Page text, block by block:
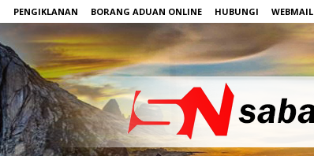
PENGIKLANAN BORANG ADUAN ONLINE HUBUNGI WEBMAIL